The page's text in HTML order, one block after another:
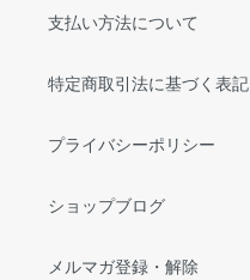
支払い方法について
特定商取引法に基づく表記
プライバシーポリシー
ショップブログ
メルマガ登録・解除